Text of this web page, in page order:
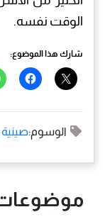
الوقت نفسه.
شارك هذا الموضوع:
الوسوم: